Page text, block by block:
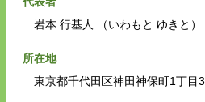
岩本 行基人 （いわもと ゆきと）
所在地
東京都千代田区神田神保町1丁目